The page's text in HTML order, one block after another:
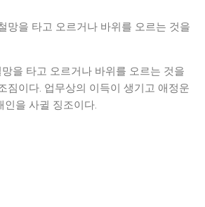
망을 타고 오르거나 바위를 오르는 것을
을 타고 오르거나 바위를 오르는 것을
짐이다. 업무상의 이득이 생기고 애정운
인을 사귈 징조이다.